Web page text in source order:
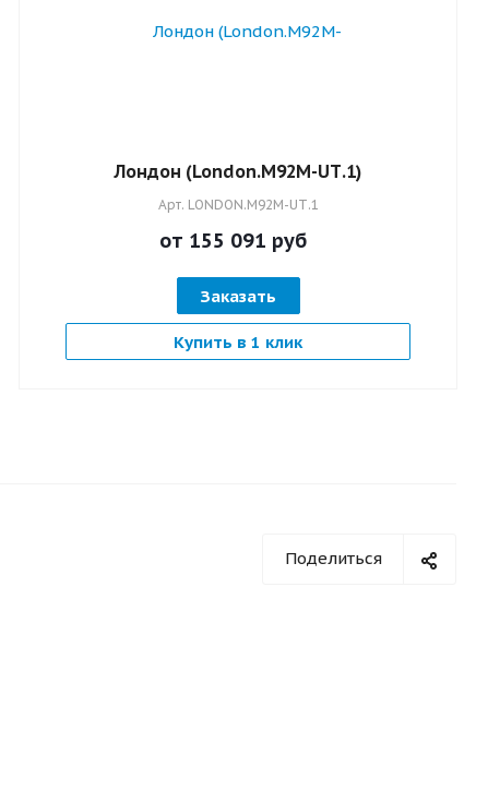
Лондон (London.M92M-UТ.1)
Арт. LONDON.M92M-UТ.1
от 155 091 руб
Заказать
Купить в 1 клик
Поделиться